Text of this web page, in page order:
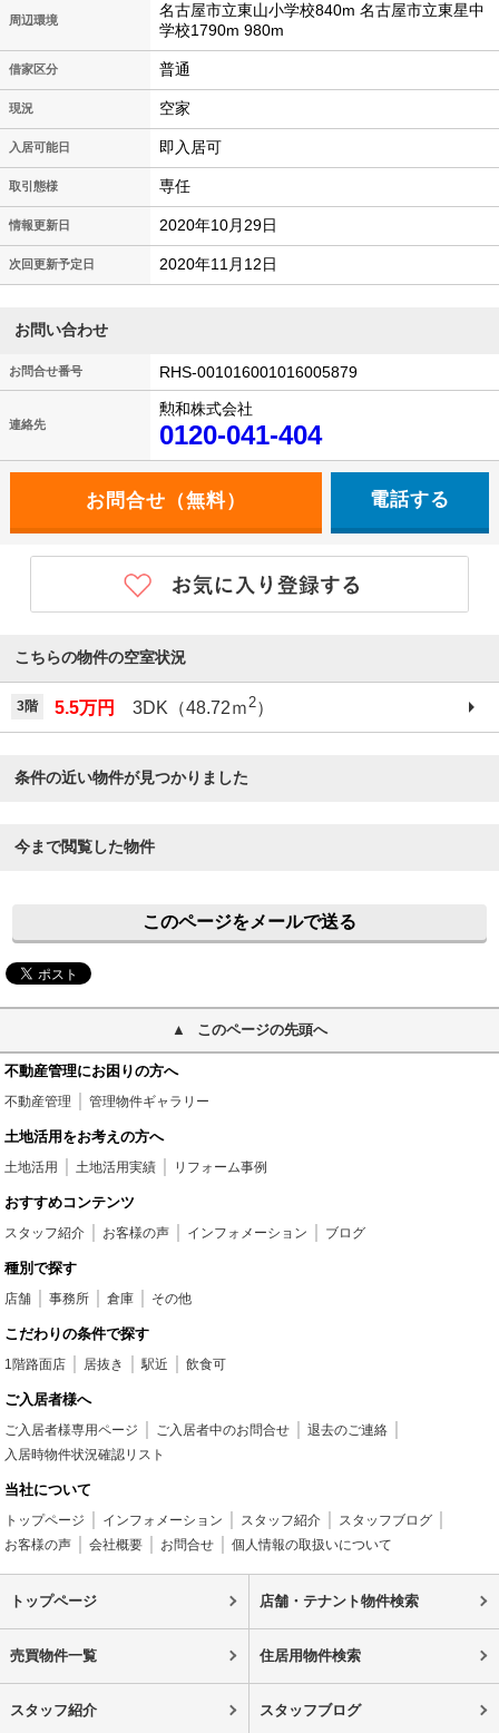
周辺環境
名古屋市立東山小学校840m 名古屋市立東星中
学校1790m 980m
借家区分 普通
現況 空家
入居可能日 即入居可
取引態様 専任
情報更新日 2020年10月29日
次回更新予定日 2020年11月12日
お問い合わせ
お問合せ番号 RHS-001016001016005879
連絡先
勲和株式会社
0120-041-404
電話する
こちらの物件の空室状況
3階 5.5万円 3DK（48.72ｍ 2）
条件の近い物件が見つかりました
今まで閲覧した物件
このページをメールで送る
このページの先頭へ
不動産管理にお困りの方へ
不動産管理 管理物件ギャラリー
土地活用をお考えの方へ
土地活用 土地活用実績 リフォーム事例
おすすめコンテンツ
スタッフ紹介 お客様の声 インフォメーション ブログ
種別で探す
店舗 事務所 倉庫 その他
こだわりの条件で探す
1階路面店 居抜き 駅近 飲食可
ご入居者様へ
ご入居者様専用ページ ご入居者中のお問合せ
退去のご連絡
入居時物件状況確認リスト
当社について
トップページ インフォメーション スタッフ紹介
スタッフブログ
お客様の声
会社概要 お問合せ 個人情報の取扱いについて
トップページ 店舗・テナント物件検索
売買物件一覧 住居用物件検索
スタッフ紹介 スタッフブログ